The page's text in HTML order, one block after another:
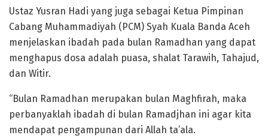
Ustaz Yusran Hadi yang juga sebagai Ketua Pimpinan
Cabang Muhammadiyah (PCM) Syah Kuala Banda Aceh
menjelaskan ibadah pada bulan Ramadhan yang dapat
menghapus dosa adalah puasa, shalat Tarawih, Tahajud,
dan Witir.
“Bulan Ramadhan merupakan bulan Maghfirah, maka
perbanyaklah ibadah di bulan Ramadjhan ini agar kita
mendapat pengampunan dari Allah ta’ala.